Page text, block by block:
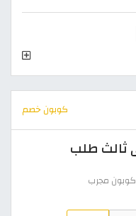
كوبون خصم
كوبون مجرب